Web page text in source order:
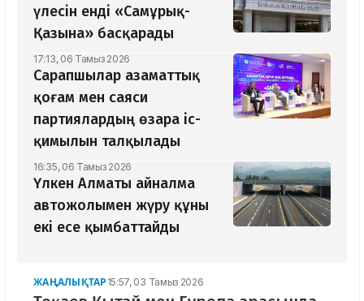
үлесін енді «Самұрық-
Қазына» басқарады
17:13, 06 Тамыз 2026
Сарапшылар азаматтық
қоғам мен саяси
партиялардың өзара іс-
қимылын талқылады
16:35, 06 Тамыз 2026
Үлкен Алматы айналма
автожолымен жүру құны
екі есе қымбаттайды
ЖАҢАЛЫҚТАР 15:57, 03 Тамыз 2026